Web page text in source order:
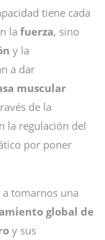
tiene cada
la fuerza, sino
y la
a dar
muscular
de la
la regulación del
por poner
a tomarnos una
global de
y sus